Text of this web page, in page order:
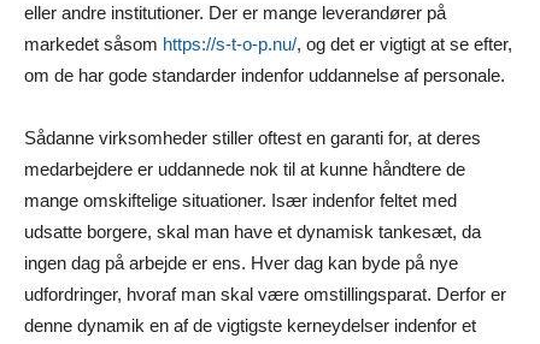
eller andre institutioner. Der er mange leverandører på
markedet såsom https://s-t-o-p.nu/, og det er vigtigt at se efter,
om de har gode standarder indenfor uddannelse af personale.
Sådanne virksomheder stiller oftest en garanti for, at deres
medarbejdere er uddannede nok til at kunne håndtere de
mange omskiftelige situationer. Især indenfor feltet med
udsatte borgere, skal man have et dynamisk tankesæt, da
ingen dag på arbejde er ens. Hver dag kan byde på nye
udfordringer, hvoraf man skal være omstillingsparat. Derfor er
denne dynamik en af de vigtigste kerneydelser indenfor et